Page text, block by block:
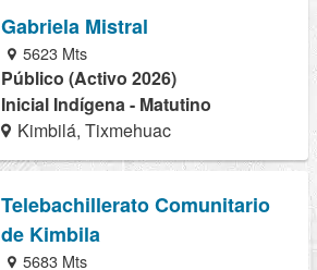
Gabriela Mistral
5623 Mts
Público (Activo 2026)
Inicial Indígena - Matutino
Kimbilá, Tixmehuac
Telebachillerato Comunitario
de Kimbila
5683 Mts